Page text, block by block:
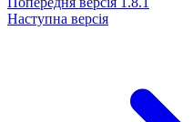
Наступна версія